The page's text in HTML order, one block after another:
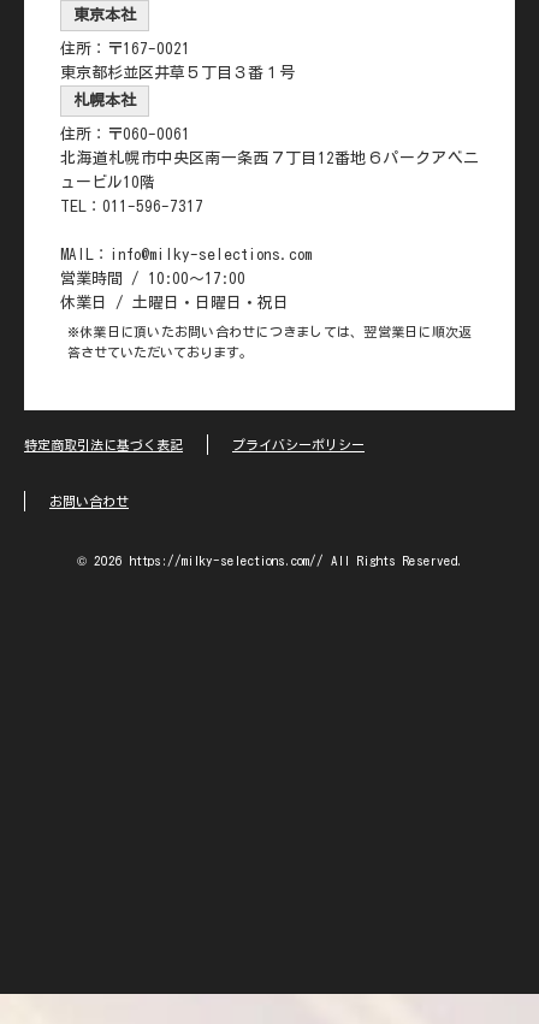
東京本社
住所：〒167-0021
東京都杉並区井草５丁目３番１号
札幌本社
住所：〒060-0061
北海道札幌市中央区南一条西７丁目12番地６パークアベニ
ュービル10階
TEL：011-596-7317
MAIL：info@milky-selections.com
営業時間 / 10:00～17:00
休業日 / 土曜日・日曜日・祝日
※休業日に頂いたお問い合わせにつきましては、翌営業日に順次返
答させていただいております。
特定商取引法に基づく表記 プライバシーポリシー
お問い合わせ
© 2026 https://milky-selections.com// All Rights Reserved.